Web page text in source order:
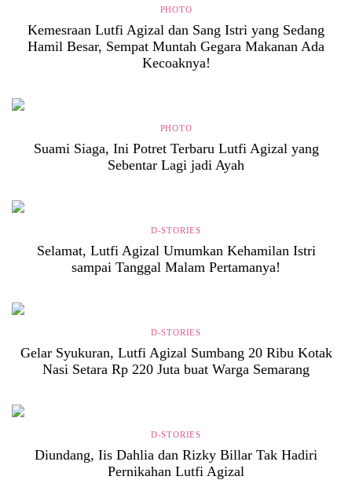
PHOTO
Kemesraan Lutfi Agizal dan Sang Istri yang Sedang
Hamil Besar, Sempat Muntah Gegara Makanan Ada
Kecoaknya!
PHOTO
Suami Siaga, Ini Potret Terbaru Lutfi Agizal yang
Sebentar Lagi jadi Ayah
D-STORIES
Selamat, Lutfi Agizal Umumkan Kehamilan Istri
sampai Tanggal Malam Pertamanya!
D-STORIES
Gelar Syukuran, Lutfi Agizal Sumbang 20 Ribu Kotak
Nasi Setara Rp 220 Juta buat Warga Semarang
D-STORIES
Diundang, Iis Dahlia dan Rizky Billar Tak Hadiri
Pernikahan Lutfi Agizal